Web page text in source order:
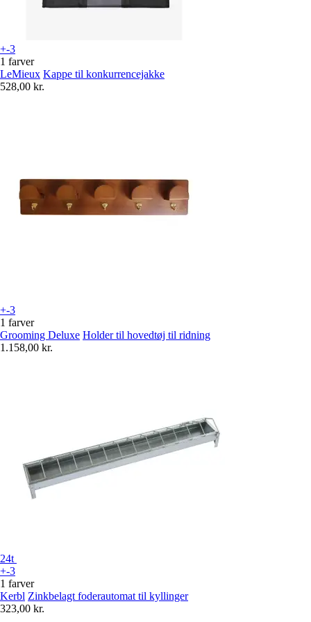
+-3
1 farver
LeMieux Kappe til konkurrencejakke
528,00 kr.
+-3
1 farver
Grooming Deluxe Holder til hovedtøj til ridning
1.158,00 kr.
24t
+-3
1 farver
Kerbl Zinkbelagt foderautomat til kyllinger
323,00 kr.